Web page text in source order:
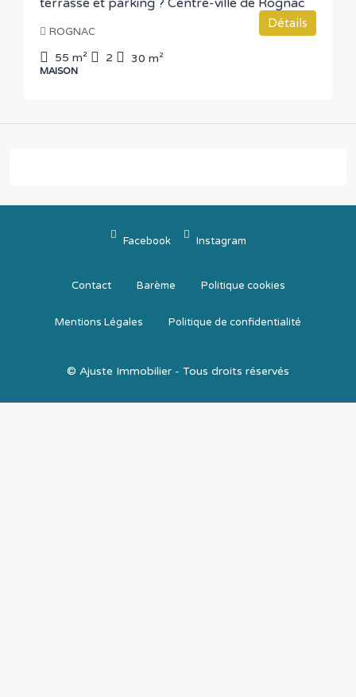
terrasse et parking ? Centre-ville de Rognac
ROGNAC
55 m² 2 30 m²
MAISON
Détails
Facebook Instagram
Contact Barème Politique cookies
Mentions Légales Politique de confidentialité
© Ajuste Immobilier - Tous droits réservés